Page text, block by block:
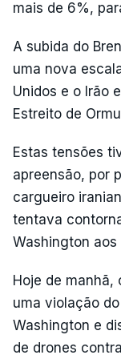
mais de 6%,
A subida do
uma nova
Unidos e o Irão
Estreito de
Estas tensões
apreensão, por
cargueiro
tentava
Washington
Hoje de manhã,
uma violação
Washington e
de drones